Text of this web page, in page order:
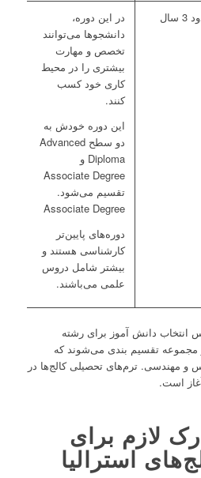
سال
در این دوره،
دانشجوها می‌توانند
تخصص و مهارت
بیشتری را در محیط
کاری خود کسب
کنند.
این دوره خودش به
دو سطح Advanced
Diploma و
Associate Degree
تقسیم می‌شود.
Associate Degree
دوره‌های پایین‌تر
کارشناسی هستند و
بیشتر شامل دروس
علمی می‌باشند.
انتخاب دانش آموز برای رشته
مجموعه تقسیم بندی می‌شوند که
و مهندسی. ترم‌های تحصیلی کالج‌ها در
است.
لازم برای
استرالیا